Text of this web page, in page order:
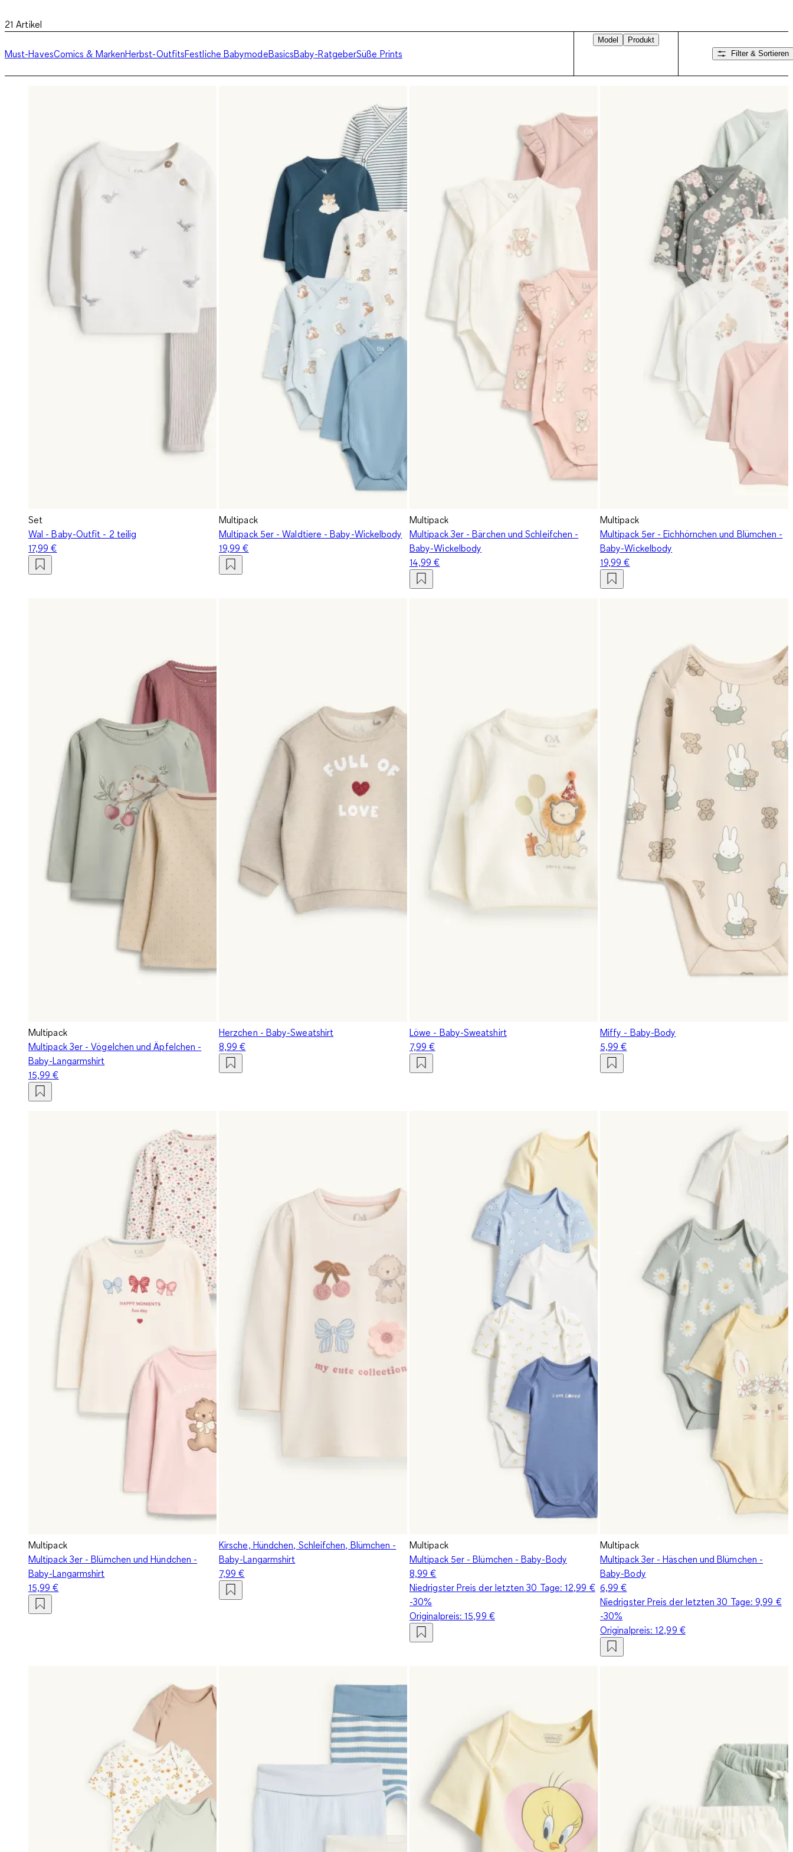
21 Artikel
Must-HavesComics & MarkenHerbst-OutfitsFestliche BabymodeBasicsBaby-RatgeberSüße Prints
Model
Produkt
Filter & Sortieren
Set
Wal - Baby-Outfit - 2 teilig
17,99 €
Multipack
Multipack 5er - Waldtiere - Baby-Wickelbody
19,99 €
Multipack
Multipack 3er - Bärchen und Schleifchen -
Baby-Wickelbody
14,99 €
Multipack
Multipack 5er - Eichhörnchen und Blümchen -
Baby-Wickelbody
19,99 €
Multipack
Multipack 3er - Vögelchen und Äpfelchen -
Baby-Langarmshirt
15,99 €
Herzchen - Baby-Sweatshirt
8,99 €
Löwe - Baby-Sweatshirt
7,99 €
Miffy - Baby-Body
5,99 €
Multipack
Multipack 3er - Blümchen und Hündchen -
Baby-Langarmshirt
15,99 €
Kirsche, Hündchen, Schleifchen, Blümchen -
Baby-Langarmshirt
7,99 €
Multipack
Multipack 5er - Blümchen - Baby-Body
8,99 €
Niedrigster Preis der letzten 30 Tage:12,99 €
-30%
Originalpreis:15,99 €
Multipack
Multipack 3er - Häschen und Blümchen -
Baby-Body
6,99 €
Niedrigster Preis der letzten 30 Tage:9,99 €
-30%
Originalpreis:12,99 €